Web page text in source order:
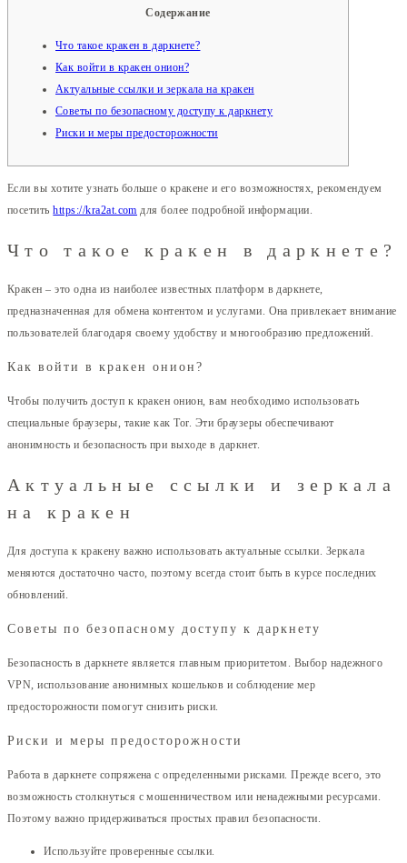
Содержание
Что такое кракен в даркнете?
Как войти в кракен онион?
Актуальные ссылки и зеркала на кракен
Советы по безопасному доступу к даркнету
Риски и меры предосторожности
Если вы хотите узнать больше о кракене и его возможностях, рекомендуем
посетитьhttps://kra2at.com для более подробной информации.
Что такое кракен в даркнете?
Кракен – это одна из наиболее известных платформ в даркнете,
предназначенная для обмена контентом и услугами. Она привлекает внимание
пользователей благодаря своему удобству и многообразию предложений.
Как войти в кракен онион?
Чтобы получить доступ к кракен онион, вам необходимо использовать
специальные браузеры, такие как Tor. Эти браузеры обеспечивают
анонимность и безопасность при выходе в даркнет.
Актуальные ссылки и зеркала
на кракен
Для доступа к кракену важно использовать актуальные ссылки. Зеркала
меняются достаточно часто, поэтому всегда стоит быть в курсе последних
обновлений.
Советы по безопасному доступу к даркнету
Безопасность в даркнете является главным приоритетом. Выбор надежного
VPN, использование анонимных кошельков и соблюдение мер
предосторожности помогут снизить риски.
Риски и меры предосторожности
Работа в даркнете сопряжена с определенными рисками. Прежде всего, это
возможность столкнуться с мошенничеством или ненадежными ресурсами.
Поэтому важно придерживаться простых правил безопасности.
Используйте проверенные ссылки.